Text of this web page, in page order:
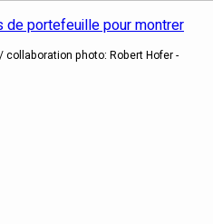
de portefeuille pour montrer
photo: Robert Hofer -